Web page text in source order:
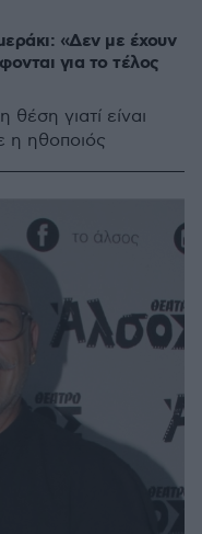
«Δεν με έχουν
για το τέλος
γιατί είναι
η ηθοποιός